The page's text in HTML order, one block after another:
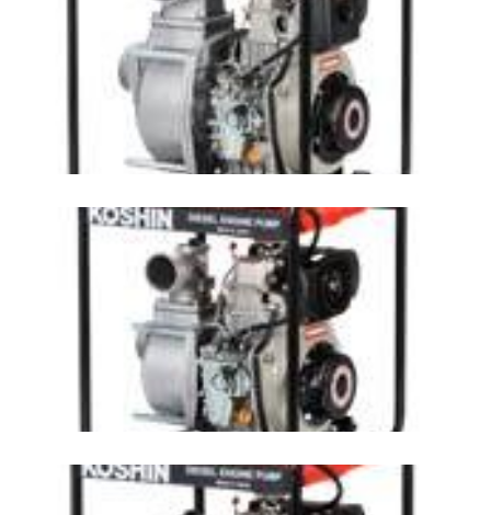
ปั๊มน้ำชนิดเครื่องยนต์ Yanmar KOSHIN รุ่น
STY-100D
ปั๊มน้ำชนิดเครื่องยนต์ Yanmar KOSHIN รุ่น
STY-80D